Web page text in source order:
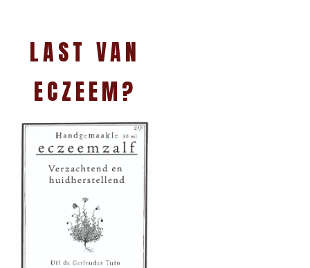
LAST VAN
ECZEEM?